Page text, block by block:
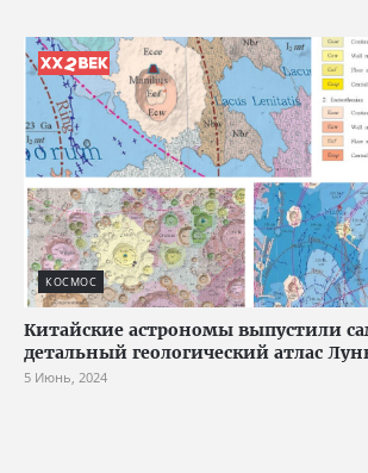
КОСМОС
Китайские астрономы выпустили
детальный геологический атлас
5 Июнь, 2024